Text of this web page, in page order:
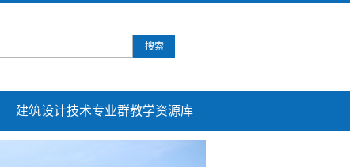
建筑设计技术专业群教学资源库